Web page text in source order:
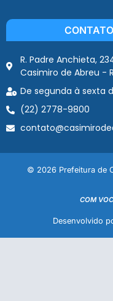
R. Padre Anchieta,
Casimiro de Abreu -
De segunda à sexta
(22) 2778-9800
© 2026 Prefeitura de
COM
Desenvolvido